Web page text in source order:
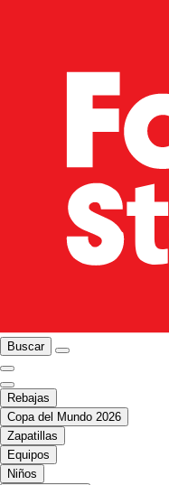
Buscar
Rebajas
Copa del Mundo 2026
Zapatillas
Equipos
Niños